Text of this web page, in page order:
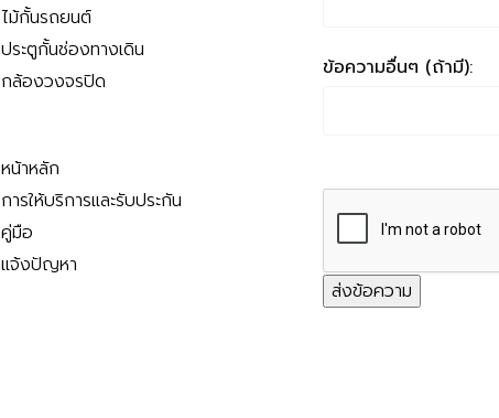
ไม้กั้นรถยนต์
ประตูกั้นช่องทางเดิน
กล้องวงจรปิด
หน้าหลัก
การให้บริการและรับประกัน
คู่มือ
แจ้งปัญหา
ข้อความอื่นๆ (ถ้ามี):